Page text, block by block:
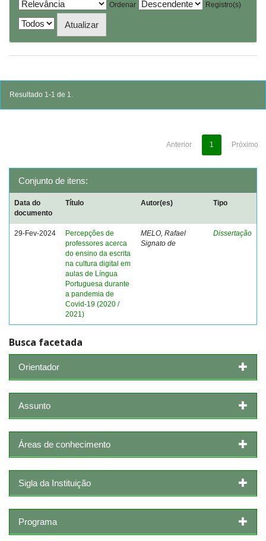
Ordenar
Registro(s)
Resultado 1-1 de 1.
Anterior 1 Próximo
Conjunto de itens:
Data do
documento
Título Autor(es) Tipo
29-Fev-2024
Percepções de
professores acerca
do ensino da escrita
na cultura digital em
aulas de Língua
Portuguesa durante
a pandemia de
Covid-19 (2020 /
2021)
MELO, Rafael
Signato de
Dissertação
Busca facetada
Orientador
Assunto
Áreas de conhecimento
Sigla da Instituição
Programa